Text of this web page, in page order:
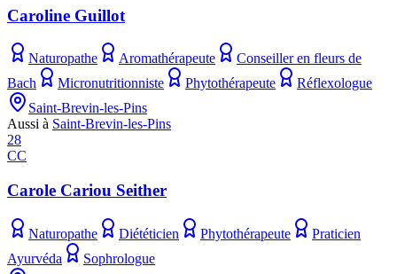
Caroline Guillot
Naturopathe Aromathérapeute
Conseiller en fleurs de
Bach
Micronutritionniste Phytothérapeute
Réflexologue
Saint-Brevin-les-Pins
Aussi à Saint-Brevin-les-Pins
28
CC
Carole Cariou Seither
Naturopathe Diététicien Phytothérapeute
Praticien
Ayurvéda
Sophrologue